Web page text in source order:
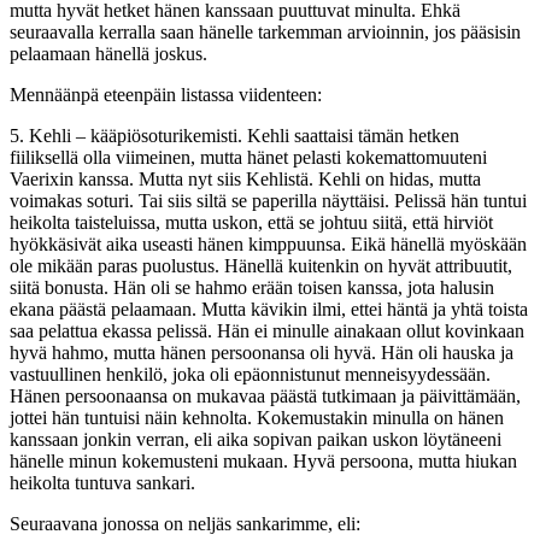
mutta hyvät hetket hänen kanssaan puuttuvat minulta. Ehkä
seuraavalla kerralla saan hänelle tarkemman arvioinnin, jos pääsisin
pelaamaan hänellä joskus.
Mennäänpä eteenpäin listassa viidenteen:
5. Kehli – kääpiösoturikemisti. Kehli saattaisi tämän hetken
fiiliksellä olla viimeinen, mutta hänet pelasti kokemattomuuteni
Vaerixin kanssa. Mutta nyt siis Kehlistä. Kehli on hidas, mutta
voimakas soturi. Tai siis siltä se paperilla näyttäisi. Pelissä hän tuntui
heikolta taisteluissa, mutta uskon, että se johtuu siitä, että hirviöt
hyökkäsivät aika useasti hänen kimppuunsa. Eikä hänellä myöskään
ole mikään paras puolustus. Hänellä kuitenkin on hyvät attribuutit,
siitä bonusta. Hän oli se hahmo erään toisen kanssa, jota halusin
ekana päästä pelaamaan. Mutta kävikin ilmi, ettei häntä ja yhtä toista
saa pelattua ekassa pelissä. Hän ei minulle ainakaan ollut kovinkaan
hyvä hahmo, mutta hänen persoonansa oli hyvä. Hän oli hauska ja
vastuullinen henkilö, joka oli epäonnistunut menneisyydessään.
Hänen persoonaansa on mukavaa päästä tutkimaan ja päivittämään,
jottei hän tuntuisi näin kehnolta. Kokemustakin minulla on hänen
kanssaan jonkin verran, eli aika sopivan paikan uskon löytäneeni
hänelle minun kokemusteni mukaan. Hyvä persoona, mutta hiukan
heikolta tuntuva sankari.
Seuraavana jonossa on neljäs sankarimme, eli: